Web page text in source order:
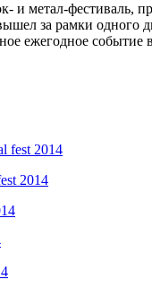
и метал-фестиваль,
за рамки
ежегодное событие
2014